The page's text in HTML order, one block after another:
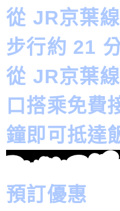
從 JR京葉
步行約 21
從 JR京葉
口搭乘免費
鐘即可抵達
預訂優惠